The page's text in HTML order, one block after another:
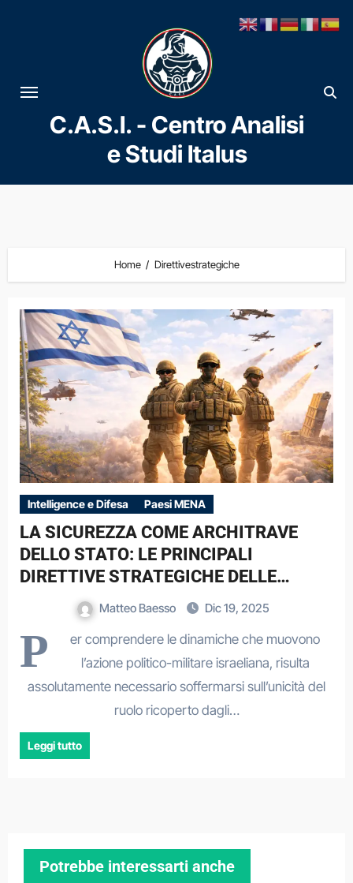
al
contenuto
C.A.S.I. - Centro Analisi
e Studi Italus
Home Direttivestrategiche
Intelligence e Difesa Paesi MENA
LA SICUREZZA COME ARCHITRAVE
DELLO STATO: LE PRINCIPALI
DIRETTIVE STRATEGICHE DELLE
ISRAELI DEFENSE FORCES (IDF)
Matteo Baesso Dic 19, 2025
P
er comprendere le dinamiche che muovono
l’azione politico-militare israeliana, risulta
assolutamente necessario soffermarsi sull’unicità del
ruolo ricoperto dagli…
Leggi tutto
Potrebbe interessarti anche